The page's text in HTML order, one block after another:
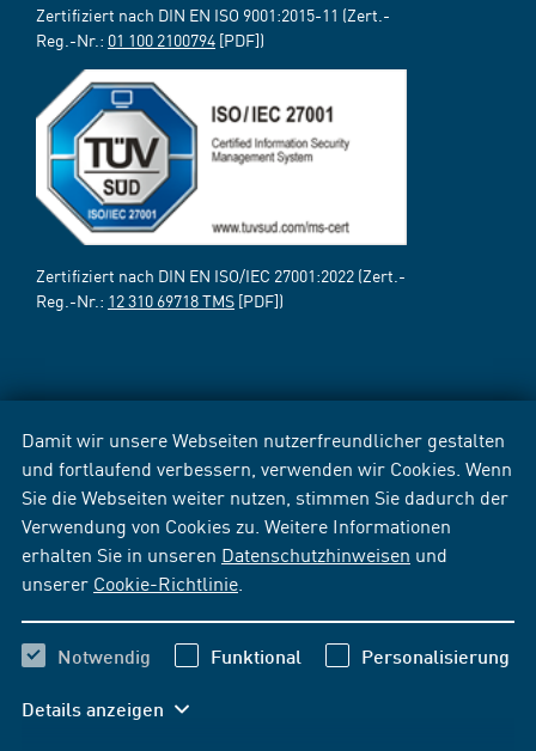
Damit wir unsere Webseiten nutzerfreundlicher gestalten
und fortlaufend verbessern, verwenden wir Cookies. Wenn
Sie die Webseiten weiter nutzen, stimmen Sie dadurch der
Verwendung von Cookies zu. Weitere Informationen
erhalten Sie in unseren Datenschutzhinweisen und
unserer Cookie-Richtlinie
Notwendig Funktional Personalisierung
Details anzeigen
Zertifiziert nach DIN EN ISO 9001:2015-11 (Zert.-
Reg.-Nr.: 01 100 2100794 [PDF])
Zertifiziert nach DIN EN ISO/IEC 27001:2022 (Zert.-
Reg.-Nr.: 12 310 69718 TMS [PDF])